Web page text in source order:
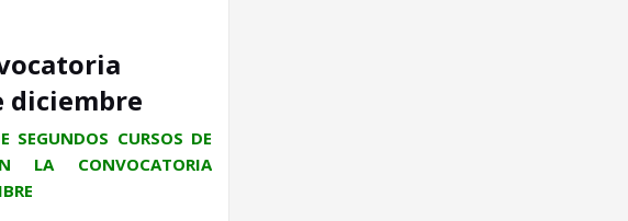
diciembre
SEGUNDOS CURSOS DE
LA CONVOCATORIA